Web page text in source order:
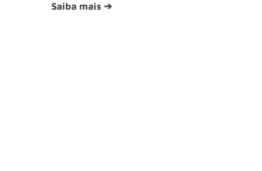
Saiba mais ➔